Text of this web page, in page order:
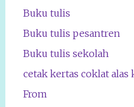
Buku tulis
Buku tulis pesantren
Buku tulis sekolah
cetak kertas coklat alas
From